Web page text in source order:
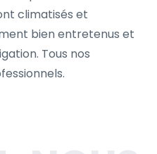
climatisés et
bien entretenus et
Tous nos